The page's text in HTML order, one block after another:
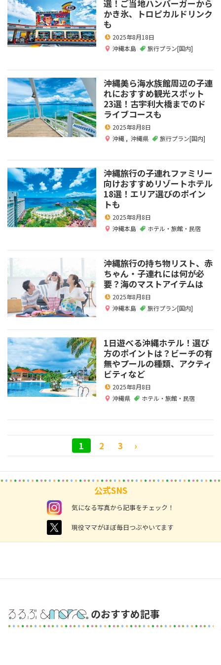
選！ご当地ハンバーガーから
かき氷、トロピカルドリンク
も
2025年8月18日
沖縄本島
旅行プラン[国内]
沖縄美ら海水族館周辺の子連
れにおすすめ観光スポット
23選！古宇利大橋までのド
ライブコースも
2025年8月8日
沖縄 , 沖縄県 旅行プラン[国内]
沖縄旅行の子連れファミリー
向けおすすめリゾートホテル
18選！エリア選びのポイン
トも
2025年8月8日
沖縄本島
ホテル・旅館・民宿
沖縄旅行の持ち物リスト、赤
ちゃん・子連れには何が必
要？海のマストアイテムは
2025年8月8日
沖縄本島
旅行プラン[国内]
1日遊べる沖縄ホテル！選び
方のポイントは？ビーチの有
無やプールの種類、アクティ
ビティなど
2025年8月8日
沖縄県
ホテル・旅館・民宿
1 2 3 ›
公式SNS
instagram 気になる写真から記事をチェック！
twitter 現役ママがほぼ毎日つぶやいてます
のおすすめ記事